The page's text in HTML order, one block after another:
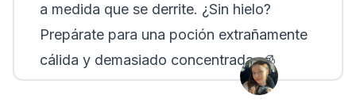
a medida que se derrite. ¿Sin hielo?
Prepárate para una poción extrañamente
cálida y demasiado concentrada.🧊